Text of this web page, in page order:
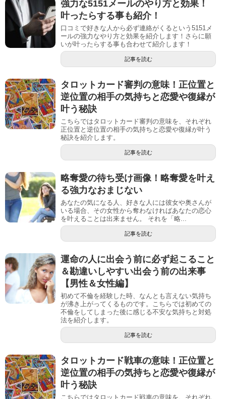
強力な5151メールのやり方と効果！
叶ったらする事も紹介！
口コミで好きな人から必ず連絡がくるという5151メ
ールの強力なやり方と効果を紹介します！さらに願
いが叶ったらする事も合わせて紹介します！
記事を読む
タロットカード審判の意味！正位置と
逆位置の相手の気持ちと恋愛や復縁が
叶う秘訣
こちらではタロットカード審判の意味を、それぞれ
正位置と逆位置の相手の気持ちと恋愛や復縁が叶う
秘訣を紹介します。
記事を読む
略奪愛の待ち受け画像！略奪愛を叶え
る強力なおまじない
あなたの気になる人、好きな人には彼女や奥さんが
いる場合、その女性から奪わなければあなたの恋心
を叶えることは出来ません。 それを「略...
記事を読む
運命の人に出会う前に必ず起こること
＆勘違いしやすい出会う前の出来事
【男性＆女性編】
初めて不倫を経験した時、なんとも言えない気持ち
が沸き上がってくるものです。こちらでは初めての
不倫をしてしまった後に感じる不安な気持ちと対処
法を紹介します。
記事を読む
タロットカード戦車の意味！正位置と
逆位置の相手の気持ちと恋愛や復縁が
叶う秘訣
こちらではタロットカード戦車の意味を、それぞれ